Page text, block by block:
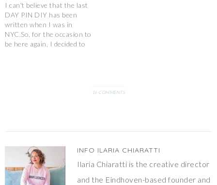
I can't believe that the last
DAY PIN DIY has been
written when I was in
NYC.So, for the occasion to
be here again, I decided to
16 COMMENTS
INFO ILARIA CHIARATTI
Ilaria Chiaratti is the creative director
and the Eindhoven-based founder and